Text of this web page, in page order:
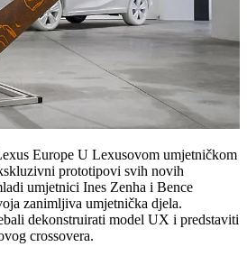
Europe U Lexusovom umjetničkom
prototipovi svih novih
umjetnici Ines Zenha i Bence
zanimljiva umjetnička djela.
dekonstruirati model UX i predstaviti
crossovera.